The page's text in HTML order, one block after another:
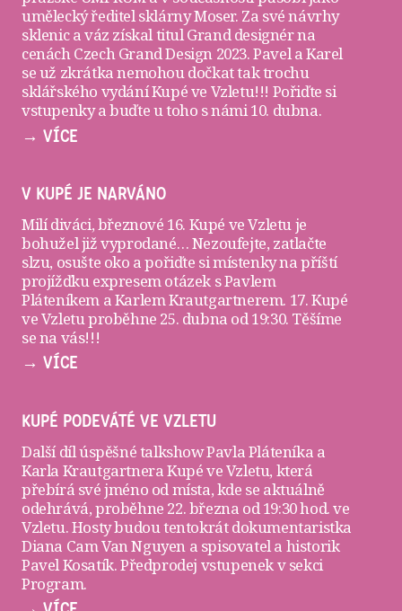
umělecký ředitel sklárny Moser. Za své návrhy
sklenic a váz získal titul Grand designér na
cenách Czech Grand Design 2023. Pavel a Karel
se už zkrátka nemohou dočkat tak trochu
sklářského vydání Kupé ve Vzletu!!! Pořiďte si
vstupenkya buďte u toho s námi 10. dubna.
→ VÍCE
V KUPÉ JE NARVÁNO
Milí diváci, březnové 16. Kupé ve Vzletu je
bohužel již vyprodané… Nezoufejte, zatlačte
slzu, osušte oko a pořiďte simístenkyna příští
projížďku expresem otázek s Pavlem
Pláteníkem a Karlem Krautgartnerem. 17. Kupé
ve Vzletu proběhne 25. dubna od 19:30. Těšíme
se na vás!!!
→ VÍCE
KUPÉ PODEVÁTÉ VE VZLETU
Další díl úspěšné talkshow Pavla Pláteníka a
Karla KrautgartneraKupé ve Vzletu, která
přebírá své jméno od místa, kde se aktuálně
odehrává, proběhne 22. března od 19:30 hod. ve
Vzletu. Hosty budou tentokrát dokumentaristka
Diana Cam Van Nguyen a spisovatel a historik
Pavel Kosatík. Předprodej vstupenek v sekci
Program.